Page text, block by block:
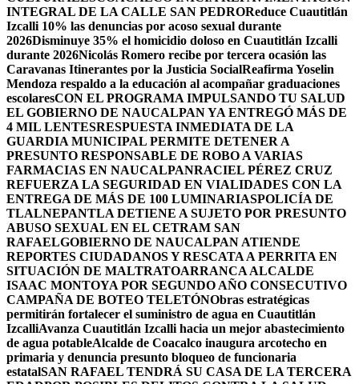
INTEGRAL DE LA CALLE SAN PEDROReduce Cuautitlán
Izcalli 10% las denuncias por acoso sexual durante
2026Disminuye 35% el homicidio doloso en Cuautitlán Izcalli
durante 2026Nicolás Romero recibe por tercera ocasión las
Caravanas Itinerantes por la Justicia SocialReafirma Yoselin
Mendoza respaldo a la educación al acompañar graduaciones
escolaresCON EL PROGRAMA IMPULSANDO TU SALUD
EL GOBIERNO DE NAUCALPAN YA ENTREGÓ MÁS DE
4 MIL LENTESRESPUESTA INMEDIATA DE LA
GUARDIA MUNICIPAL PERMITE DETENER A
PRESUNTO RESPONSABLE DE ROBO A VARIAS
FARMACIAS EN NAUCALPANRACIEL PÉREZ CRUZ
REFUERZA LA SEGURIDAD EN VIALIDADES CON LA
ENTREGA DE MÁS DE 100 LUMINARIASPOLICÍA DE
TLALNEPANTLA DETIENE A SUJETO POR PRESUNTO
ABUSO SEXUAL EN EL CETRAM SAN
RAFAELGOBIERNO DE NAUCALPAN ATIENDE
REPORTES CIUDADANOS Y RESCATA A PERRITA EN
SITUACIÓN DE MALTRATOARRANCA ALCALDE
ISAAC MONTOYA POR SEGUNDO AÑO CONSECUTIVO
CAMPAÑA DE BOTEO TELETÓNObras estratégicas
permitirán fortalecer el suministro de agua en Cuautitlán
IzcalliAvanza Cuautitlán Izcalli hacia un mejor abastecimiento
de agua potableAlcalde de Coacalco inaugura arcotecho en
primaria y denuncia presunto bloqueo de funcionaria
estatalSAN RAFAEL TENDRÁ SU CASA DE LA TERCERA